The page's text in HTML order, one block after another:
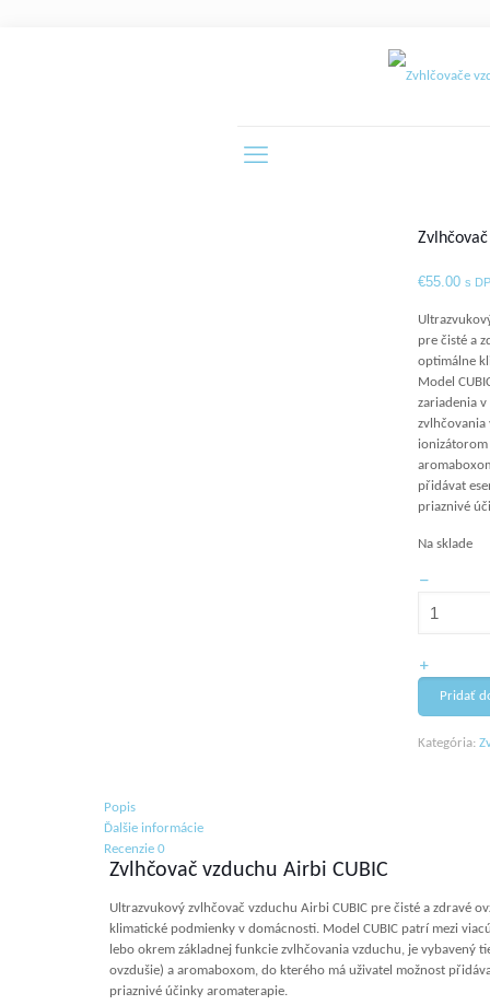
€55.00 s
pre čisté a
optimálne
Model
zariadenia
zvlhčovania
ionizátorom
přidávat
priaznivé
Na sklade
Zvlhčovač
Airbi
CUBIC
Pridať
Kategória:
Popis
Ďalšie informácie
Recenzie 0
Zvlhčovač vzduchu Airbi CUBIC
Ultrazvukový zvlhčovač vzduchu Airbi CUBIC pre čisté a zdravé
klimatické podmienky v domácnosti. Model CUBIC patrí mezi
lebo okrem základnej funkcie zvlhčovania vzduchu, je vybavený
ovzdušie) a aromaboxom, do kterého má uživatel možnost
priaznivé účinky aromaterapie.